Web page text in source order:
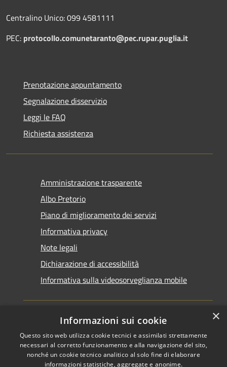
Centralino Unico: 099 4581111
PEC: protocollo.comunetaranto@pec.rupar.puglia.it
Prenotazione appuntamento
Segnalazione disservizio
Leggi le FAQ
Richiesta assistenza
Amministrazione trasparente
Albo Pretorio
Piano di miglioramento dei servizi
Informativa privacy
Note legali
Dichiarazione di accessibilità
Informativa sulla videosorveglianza mobile
RSS
Accessibilità
Copyright © 2026 • Comune di
Taranto • Powered by
×
Informazioni sui cookie
Questo sito web utilizza cookie tecnici e assimilati strettamente
necessari al corretto funzionamento e alla navigazione del sito,
nonché un cookie tecnico analitico al solo fine di elaborare
informazioni statistiche, aggregate e anonime.